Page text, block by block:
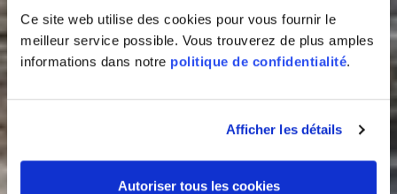
Ce site web utilise des cookies pour vous fournir le
meilleur service possible. Vous trouverez de plus amples
informations dans notre politique de confidentialité.
Afficher les détails
Autoriser tous les cookies